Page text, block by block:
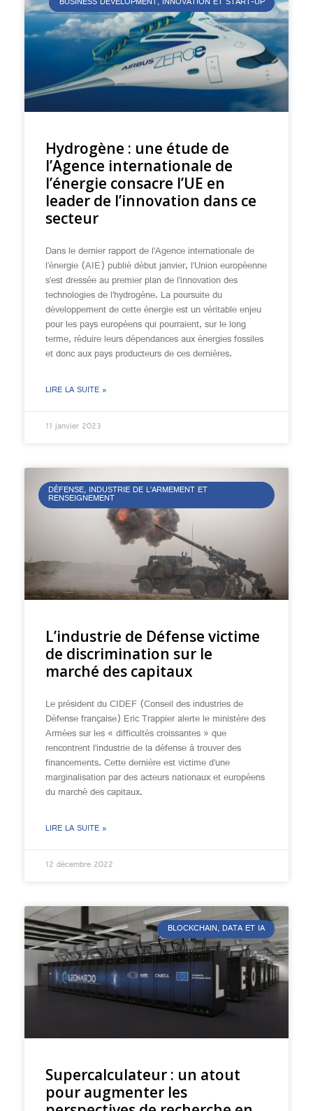
Hydrogène : une étude de
l’Agence internationale de
l’énergie consacre l’UE en
leader de l’innovation dans ce
secteur
Dans le dernier rapport de l’Agence internationale de
l’énergie (AIE) publié début janvier, l’Union européenne
s’est dressée au premier plan de l’innovation des
technologies de l’hydrogène. La poursuite du
développement de cette énergie est un véritable enjeu
pour les pays européens qui pourraient, sur le long
terme, réduire leurs dépendances aux énergies fossiles
et donc aux pays producteurs de ces dernières.
LIRE LA SUITE »
11 janvier 2023
DÉFENSE, INDUSTRIE DE L’ARMEMENT ET
RENSEIGNEMENT
L’industrie de Défense victime
de discrimination sur le
marché des capitaux
Le président du CIDEF (Conseil des industries de
Défense française) Eric Trappier alerte le ministère des
Armées sur les « difficultés croissantes » que
rencontrent l’industrie de la défense à trouver des
financements. Cette dernière est victime d’une
marginalisation par des acteurs nationaux et européens
du marché des capitaux.
LIRE LA SUITE »
12 décembre 2022
BLOCKCHAIN, DATA ET IA
Supercalculateur : un atout
pour augmenter les